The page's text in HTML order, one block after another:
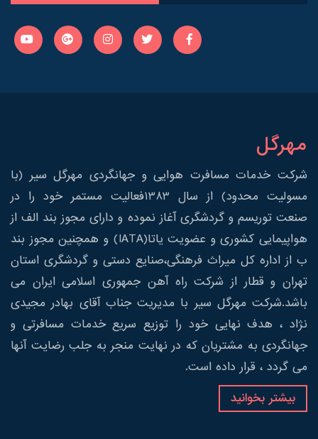
مهرگل
شرکت خدمات مسافرت هوایی و جهانگردی مهرگل سیر (با
مسولیت محدود) از سال 1383فعالیت مستمر خود را در
صنعت توریسم و گردشگری آغاز نموده و دارای مجوز بند الف از
هواپیمایی کشوری و عضویت یاتا(IATA) و همچنین مجوز بند
ب از اداره کل میراث فرهنگی،صنایع دستی و گردشگری استان
تهران و قطار از شرکت راه آهن جمهوری اسلامی ایران می
باشد.شرکت مهرگل سیر با مدیریت جناب آقای بهادر مجیدی
نژاد ، هدف نهایی خود را توزیع سریع خدمات مسافرتی و
جهانگردی به مشتریان که در نهایت منجر به جلب رضایت آنها
می گردد ، قرار داده است.
بیشتر بخوانید